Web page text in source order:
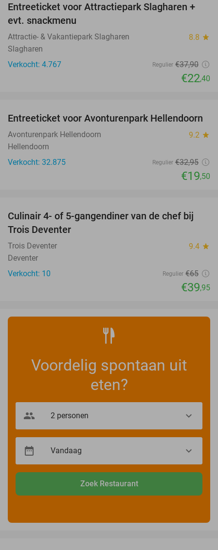
41%
Entreeticket voor Attractiepark Slagharen +
evt. snackmenu
Attractie- & Vakantiepark Slagharen 8.8 star
Slagharen
Verkocht: 4.767
Regulier €37,90
€22,40
41%
Entreeticket voor Avonturenpark Hellendoorn
Avonturenpark Hellendoorn 9.2 star
Hellendoorn
Verkocht: 32.875
Regulier €32,95
€19,50
39%
TODAY
Culinair 4- of 5-gangendiner van de chef bij
Trois Deventer
Trois Deventer 9.4 star
Deventer
Verkocht: 10
Regulier €65
€39,95
Voordelig spontaan uit
eten?
Zoek Restaurant